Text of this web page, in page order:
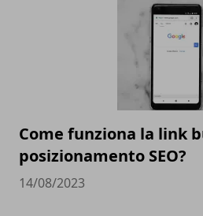
Come funziona la link
posizionamento SEO?
14/08/2023